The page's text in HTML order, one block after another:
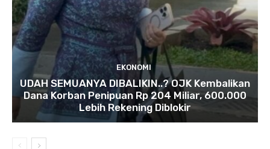
EKONOMI
UDAH SEMUANYA DIBALIKIN..? OJK Kembalikan
Dana Korban Penipuan Rp 204 Miliar, 600.000
Lebih Rekening Diblokir